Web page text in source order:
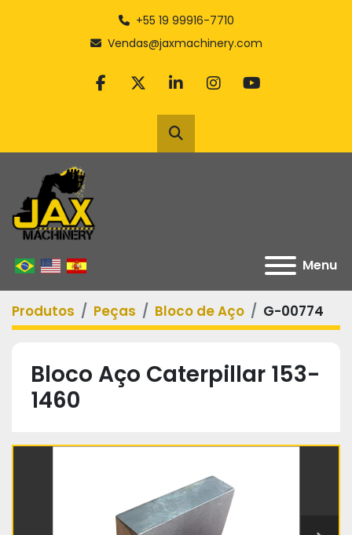
+55 19 99916-7710
Vendas@jaxmachinery.com
facebook
twitterlinkedininstagram
youtube
Pesquisar
Menu
Produtos Peças Bloco de Aço G-00774
Bloco Aço Caterpillar 153-
1460